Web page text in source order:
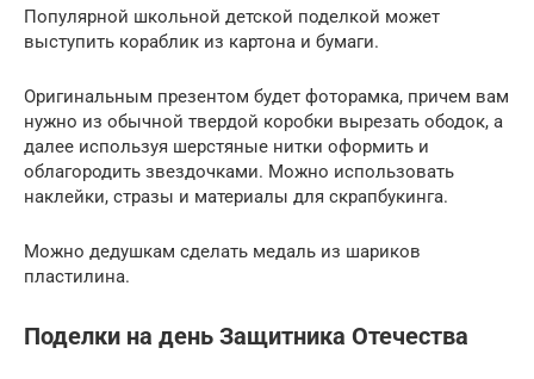
Популярной школьной детской поделкой может
выступить кораблик из картона и бумаги.
Оригинальным презентом будет фоторамка, причем вам
нужно из обычной твердой коробки вырезать ободок, а
далее используя шерстяные нитки оформить и
облагородить звездочками. Можно использовать
наклейки, стразы и материалы для скрапбукинга.
Можно дедушкам сделать медаль из шариков
пластилина.
Поделки на день Защитника Отечества